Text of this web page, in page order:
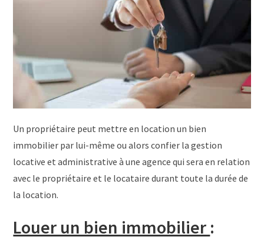
Un propriétaire peut mettre en location un bien
immobilier par lui-même ou alors confier la gestion
locative et administrative à une agence qui sera en relation
avec le propriétaire et le locataire durant toute la durée de
la location.
Louer un bien immobilier :